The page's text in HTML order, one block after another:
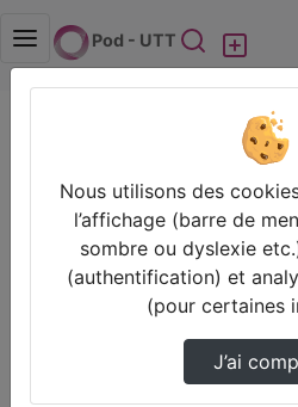
Pod - UTT Rechercher
Partager
Nous utilisons des
l’affichage (barre de
sombre ou dyslexie
(authentification) et
(pour certaines
J’ai